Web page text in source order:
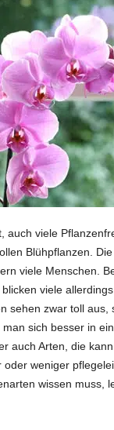
auch viele
Blühpflanzen.
viele Menschen.
viele
sehen zwar toll aus,
sich besser in
auch Arten, die
oder weniger
wissen muss,